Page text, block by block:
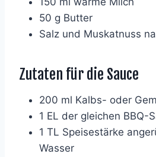
50 g Butter
Salz und Muskatnuss
Zutaten für die Sauce
200 ml Kalbs- oder
1 EL der gleichen BBQ-
1 TL Speisestärke
Wasser